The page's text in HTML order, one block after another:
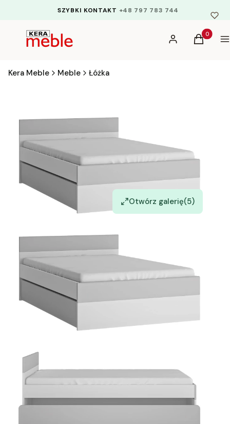
SZYBKI KONTAKT +48 797 783 744
Zaloguj sięProdukty
Koszyk
Kera Meble Meble Łóżka
Otwórz galerię(5)